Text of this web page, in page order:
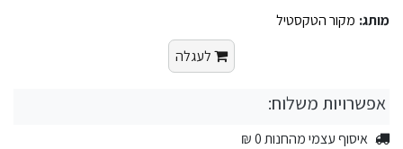
מותג: מקור הטקסטיל
לעגלה
אפשרויות משלוח:
איסוף עצמי מהחנות 0 ₪